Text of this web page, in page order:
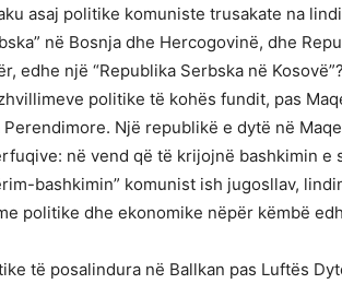
asaj politike komuniste trusakate na
në Bosnja dhe Hercogovinë, dhe
edhe një “Republika Serbska në
politike të kohës fundit, pas
Një republikë e dytë në
në vend që të krijojnë bashkimin e
bashkimin” komunist ish jugosllav,
politike dhe ekonomike nëpër këmbë
të posalindura në Ballkan pas Luftës